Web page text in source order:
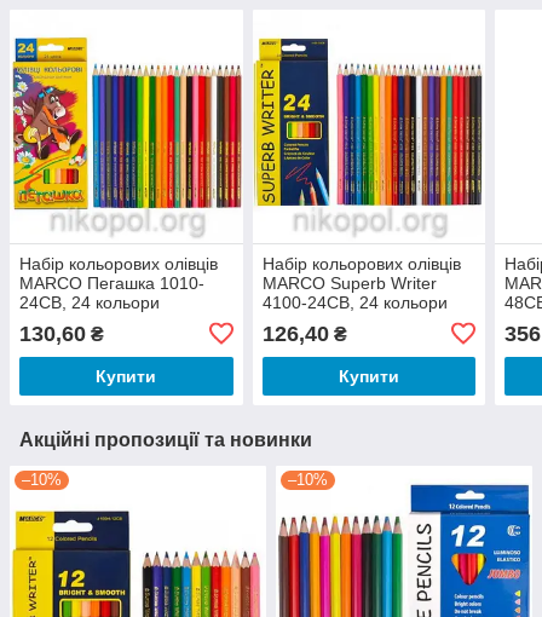
Набір кольорових олівців
MARCO Пегашка 1010-
24CB, 24 кольори
130,60 ₴
Купити
Набір кольорових олівців
MARCO Superb Writer
4100-24CB, 24 кольори
126,40₴
Купити
Акційні пропозиції та новинки
–10% –10%